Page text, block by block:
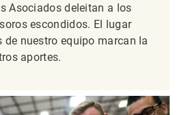
Asociados deleitan a los
escondidos. El lugar
nuestro equipo marcan la
aportes.